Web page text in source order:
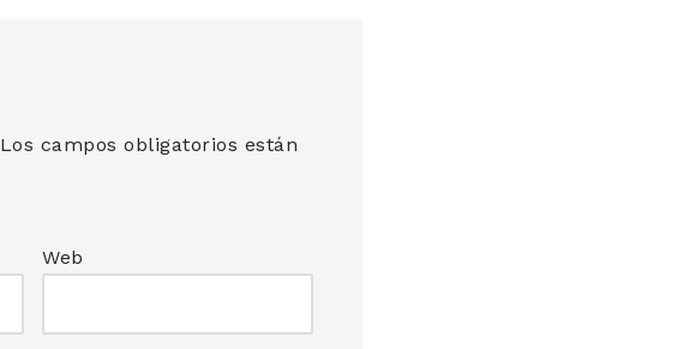
Los campos obligatorios están
Web